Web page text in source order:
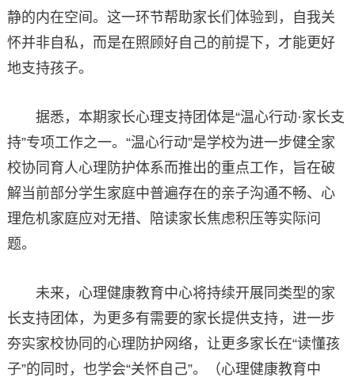
静的内在空间。这一环节帮助家长们体验到，自我关
怀并非自私，而是在照顾好自己的前提下，才能更好
地支持孩子。
据悉，本期家长心理支持团体是“温心行动·家长支
持”专项工作之一。“温心行动”是学校为进一步健全家
校协同育人心理防护体系而推出的重点工作，旨在破
解当前部分学生家庭中普遍存在的亲子沟通不畅、心
理危机家庭应对无措、陪读家长焦虑积压等实际问
题。
未来，心理健康教育中心将持续开展同类型的家
长支持团体，为更多有需要的家长提供支持，进一步
夯实家校协同的心理防护网络，让更多家长在“读懂孩
子”的同时，也学会“关怀自己”。（心理健康教育中